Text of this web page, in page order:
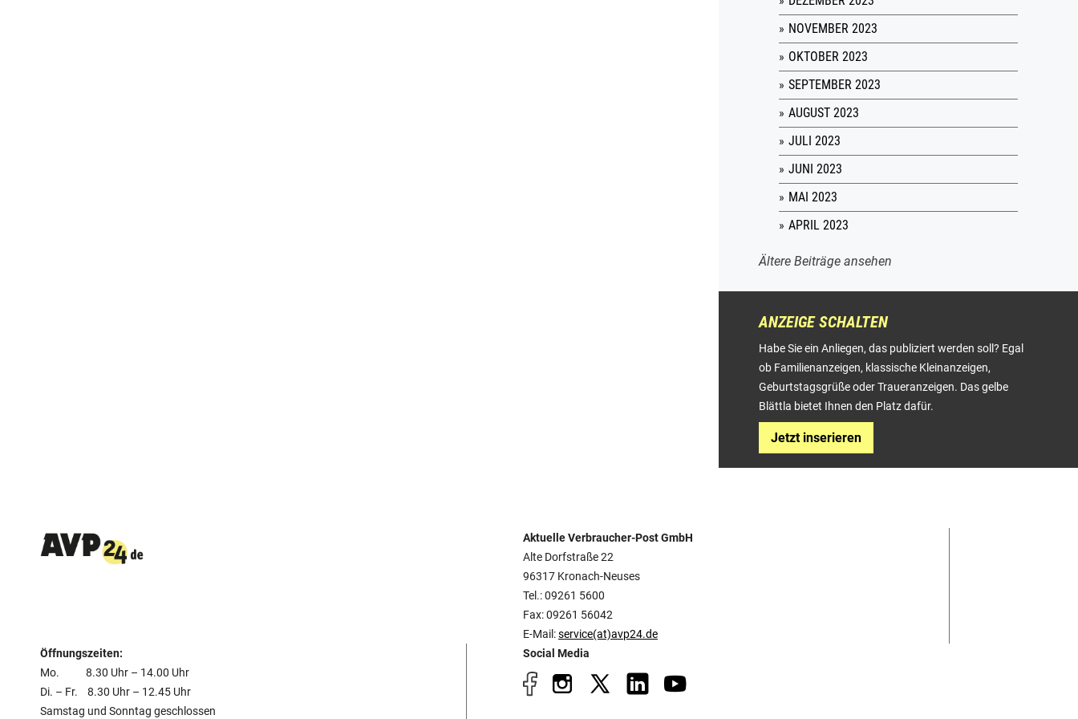
NOVEMBER 2023
OKTOBER 2023
SEPTEMBER 2023
AUGUST 2023
JULI 2023
JUNI 2023
MAI 2023
APRIL 2023
Ältere Beiträge ansehen
ANZEIGE SCHALTEN
Habe Sie ein Anliegen, das publiziert werden soll? Egal
ob Familienanzeigen, klassische Kleinanzeigen,
Geburtstagsgrüße oder Traueranzeigen. Das gelbe
Blättla bietet Ihnen den Platz dafür.
Jetzt inserieren
Aktuelle Verbraucher-Post GmbH
Alte Dorfstraße 22
96317 Kronach-Neuses
Tel.: 09261 5600
Fax: 09261 56042
E-Mail:service(at)avp24.de
Öffnungszeiten:
Mo. 8.30 Uhr – 14.00 Uhr
Di. – Fr. 8.30 Uhr – 12.45 Uhr
Samstag und Sonntag geschlossen
Social Media